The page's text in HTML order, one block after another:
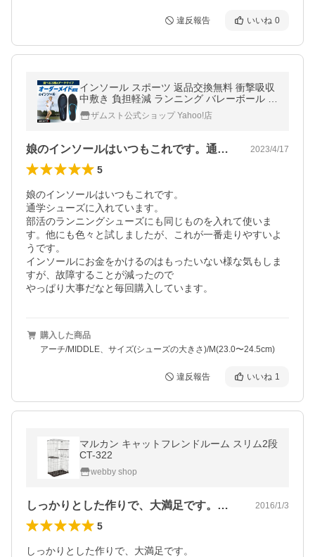
違反報告 いいね 0
インソール スポーツ 返品交換無料 衝撃吸収
中敷き 負担軽減 ランニング バレーボール か
かと 足底筋膜 土踏まず シューズ ザムスト F
ootcraft STANDARD
ザムスト公式ショップ Yahoo!店
娘のインソールはいつもこれです。通学シ… 2023/4/17
5
娘のインソールはいつもこれです。
通学シューズに入れています。
部活のランニングシューズにも同じものを入れて使いま
す。他にも色々と試しましたが、これが一番走りやすいよ
うです。
インソールにお金をかけるのはもったいない様な気もしま
すが、故障することが減ったので
やっぱり大事だなと毎回購入しています。
購入した商品
アーチ/MIDDLE、サイズ(シューズの大きさ)/M(23.0〜24.5cm)
違反報告 いいね 1
マルカン キャットフレンドルーム スリム2段
CT-322
webby shop
しっかりとした作りで、大満足です。他社… 2016/1/3
5
しっかりとした作りで、大満足です。